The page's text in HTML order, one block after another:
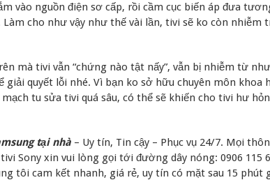
vào nguồn điện sơ cấp, rồi cầm cục biến áp đưa
cho như vậy như thế vài lần, tivi sẽ ko còn nhiễm
mà tivi vẫn “chứng nào tật nấy”, vẫn bị nhiễm từ
quyết lỗi nhé. Vì bạn ko sở hữu chuyên môn khoa
tu sửa tivi quá sâu, có thể sẽ khiến cho tivi hư
tại nhà– Uy tín, Tin cậy – Phục vụ 24/7. Mọi
Sony xin vui lòng gọi tới đường dây nóng: 0906 115
tôi cam kết nhanh, giá rẻ, uy tín có mặt sau 15 phút